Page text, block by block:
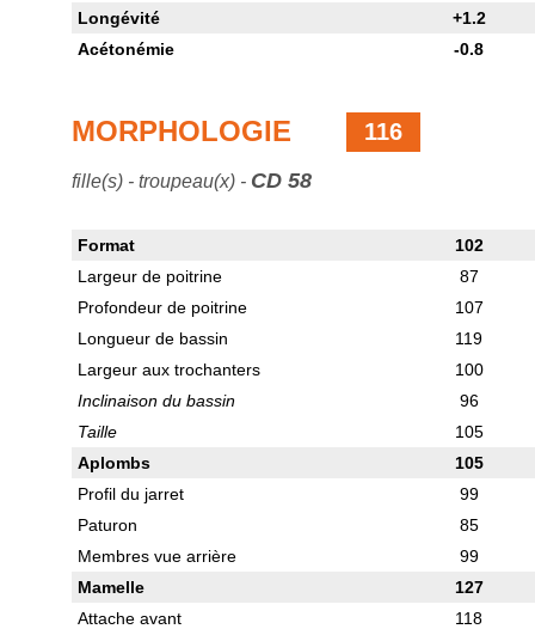
Longévité
+1.2
Acétonémie
-0.8
MORPHOLOGIE 116
fille(s) - troupeau(x) - CD 58
Format
102
Largeur de poitrine
87
Profondeur de poitrine
107
Longueur de bassin
119
Largeur aux trochanters
100
Inclinaison du bassin
96
Taille
105
Aplombs
105
Profil du jarret
99
Paturon
85
Membres vue arrière
99
Mamelle
127
Attache avant
118